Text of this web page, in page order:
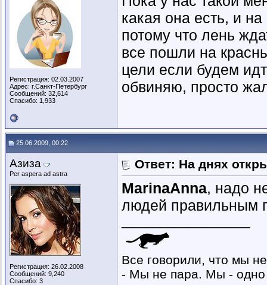
Регистрация: 02.03.2007
Адрес: г.Санкт-Петербург
Сообщений: 32,614
Спасибо: 1,933
какая она есть, и
потому что лень
все пошли на
цели если будем
обвиняю, просто
25.06.2009, 00:22
Азиза
Per aspera ad astra
Регистрация: 26.02.2008
Сообщений: 9,240
Спасибо: 3
Ответ: На днях
MarinaAnna, надо
людей правильным
Все говорили, что мы
- Мы не пара. Мы - одно